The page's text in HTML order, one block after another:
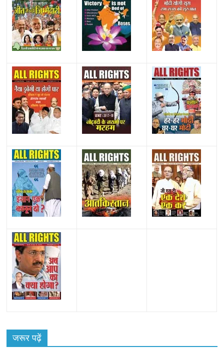
जरूर पढ़ें
राजनीतिक
समाजवादी पार्टी ने किया महंगाई के खिलाफ प्रदर्शन